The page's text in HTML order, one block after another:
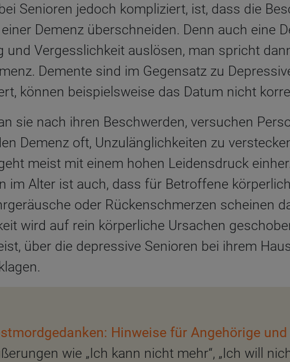
Senioren jedoch kompliziert, ist, dass die
Demenz überschneiden. Denn auch eine
und Vergesslichkeit auslösen, man spricht
Demente sind im Gegensatz zu
können beispielsweise das Datum nicht
sie nach ihren Beschwerden, versuchen
Demenz oft, Unzulänglichkeiten zu
meist mit einem hohen Leidensdruck
im Alter ist auch, dass für Betroffene
oder Rückenschmerzen scheinen
wird auf rein körperliche Ursachen
über die depressive Senioren bei ihrem
Hinweise für Angehörige
wie „Ich kann nicht mehr“, „Ich will